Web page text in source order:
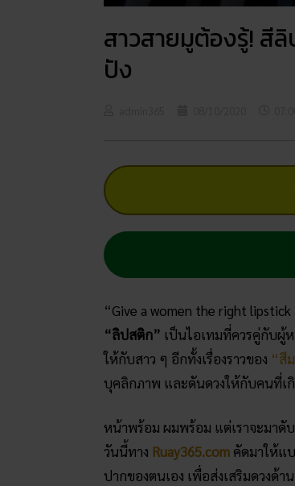
สาวสายมูต้องรู้! สี
ปัง
“Give a women the right
“ลิปสติก” เป็นไอเทมที่ควรคู่กับผู้
ให้กับสาว ๆ อีกทั้งเรื่องราวของ “สี
บุคลิกภาพ และดันดวงให้กับคนที่เ
หน้าพร้อม ผมพร้อม แต่เราจะมาดั
วันนี้ทาง Ruay365.com คัดมาให้แ
ปากของตนเอง เพื่อส่งเสริมดวงด้